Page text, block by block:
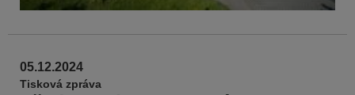
05.12.2024
Tisková zpráva